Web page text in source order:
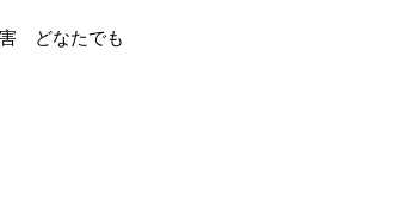
どなたでも